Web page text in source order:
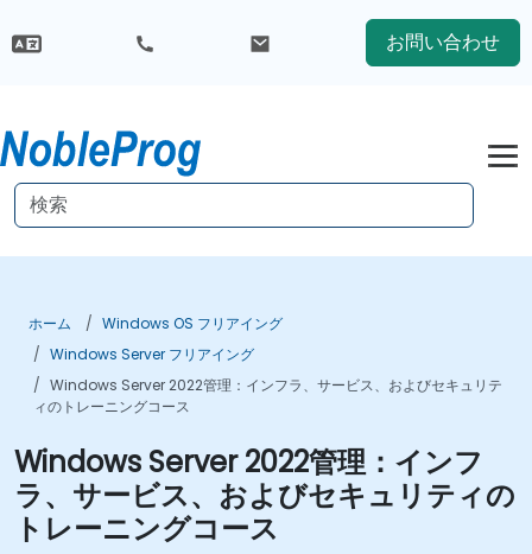
お問い合わせ
ホーム
Windows OS フリアイング
Windows Server フリアイング
Windows Server 2022管理：インフラ、サービス、およびセキュリテ
ィのトレーニングコース
Windows Server 2022管理：インフ
ラ、サービス、およびセキュリティの
トレーニングコース